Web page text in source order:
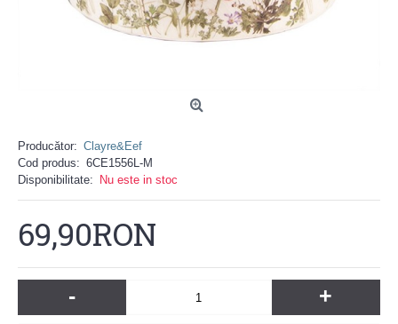
Producător: Clayre&Eef
Cod produs: 6CE1556L-M
Disponibilitate:
Nu este in stoc
69,90RON
- +